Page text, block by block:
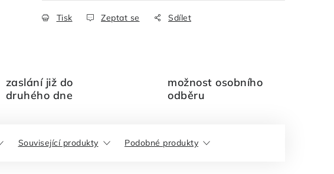
Tisk Zeptat se Sdílet
zaslání již do
druhého dne
možnost osobního
odběru
Související produkty Podobné produkty